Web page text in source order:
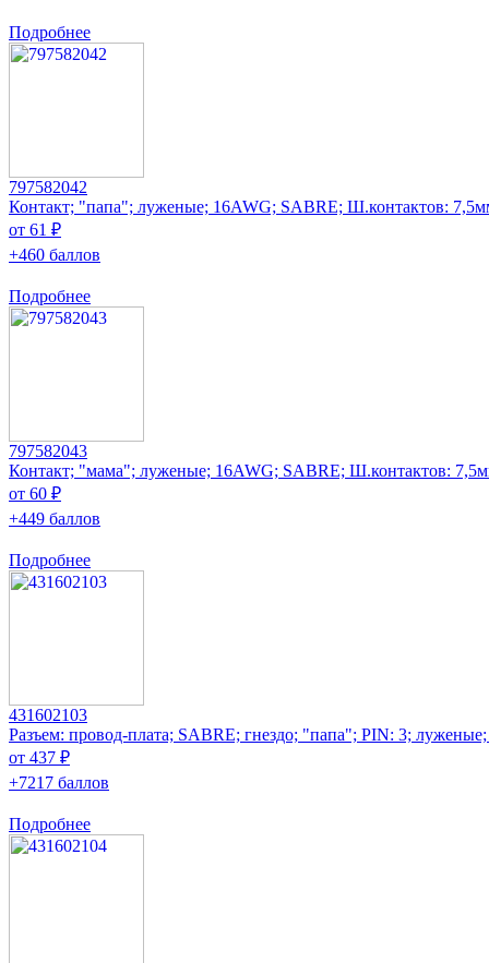
Подробнее
797582042
Контакт; "папа"; луженые; 16AWG; SABRE; Ш.контактов:
от 61 ₽
+460 баллов
Подробнее
797582043
Контакт; "мама"; луженые; 16AWG; SABRE; Ш.контактов:
от 60 ₽
+449 баллов
Подробнее
431602103
Разъем: провод-плата; SABRE; гнездо; "папа"; PIN: 3;
от 437 ₽
+7217 баллов
Подробнее